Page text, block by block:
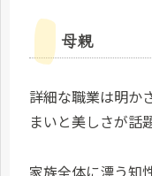
母親
詳細な職業は明か
まいと美しさが話
家族全体に漂う知